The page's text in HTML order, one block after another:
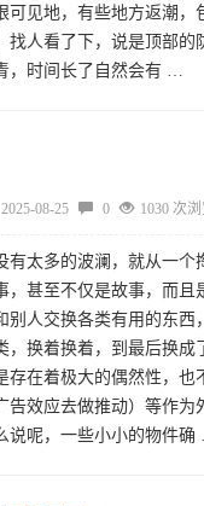
可见地，有些地方返潮，
找人看了下，说是顶部的
，时间长了自然会有 …
2025-08-25 0 1030 次浏
有太多的波澜，就从一个
，甚至不仅是故事，而且
别人交换各类有用的东西
，换着换着，到最后换成
存在着极大的偶然性，也
告效应去做推动）等作为
说呢，一些小小的物件